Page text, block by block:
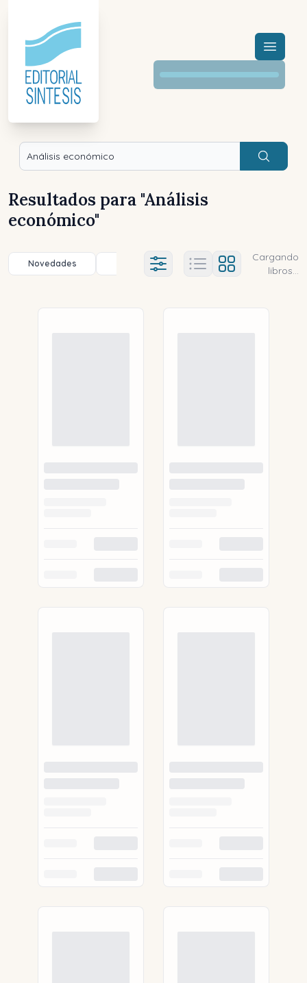
Menú
Buscar
Resultados para "Análisis
económico"
Novedades Título (a-z) Título (z-a)
Ajustes abierto
Cargando
libros...